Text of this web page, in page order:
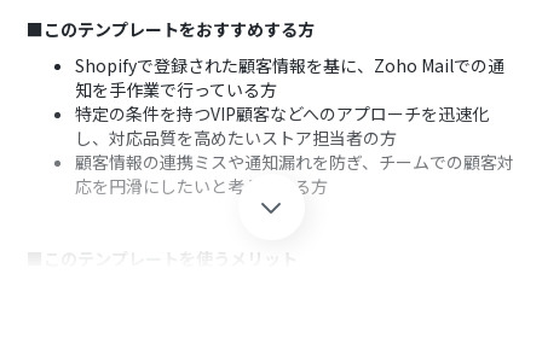
■このテンプレートをおすすめする方
Shopifyで登録された顧客情報を基に、Zoho Mailでの通
知を手作業で行っている方
特定の条件を持つVIP顧客などへのアプローチを迅速化
し、対応品質を高めたいストア担当者の方
顧客情報の連携ミスや通知漏れを防ぎ、チームでの顧客対
応を円滑にしたいと考えている方
■このテンプレートを使うメリット